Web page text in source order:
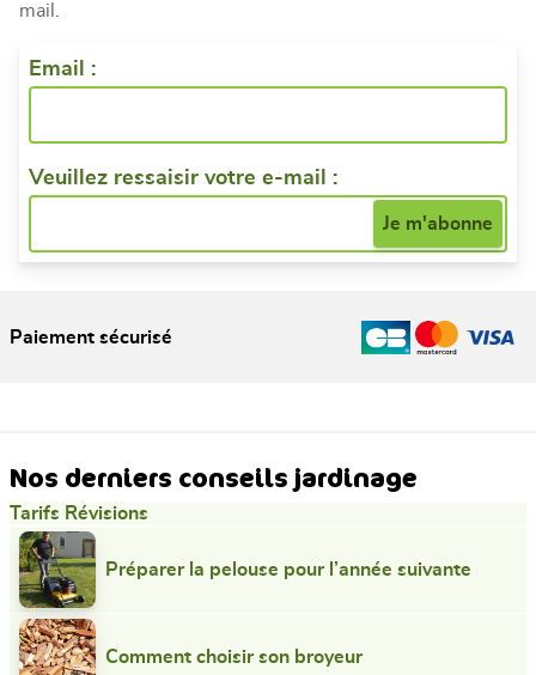
mail.
Email :
Veuillez ressaisir votre e-mail :
Paiement sécurisé
Nos derniers conseils jardinage
Tarifs Révisions
Préparer la pelouse pour l’année suivante
Comment choisir son broyeur